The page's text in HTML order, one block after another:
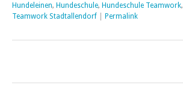
Hundeleinen, Hundeschule, Hundeschule Teamwork,
Teamwork Stadtallendorf
Permalink